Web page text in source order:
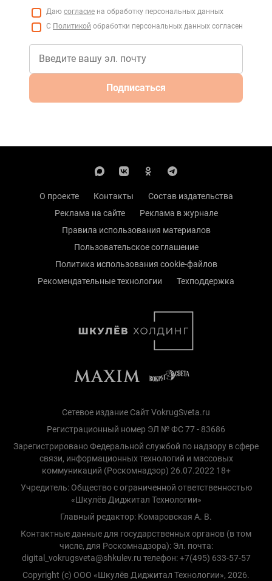
Даю согласие на обработку персональных данных
С Политикой обработки персональных данных согласен
Подписаться
О проекте Контакты
Состав издательства
Реклама на сайте
Реклама в журнале
Правила использования материалов
Пользовательское соглашение
Политика использования cookie-файлов
Рекомендательные технологии
Техподдержка
Сетевое издание Сайт VokrugSveta.ru
Регистрационный номер ЭЛ № ФС 77 - 83686
Зарегистрировано Федеральной службой по надзору в сфере
связи, информационных технологий и массовых
коммуникаций (Роскомнадзор) 26.07.2022 18+
Учредитель: Общество с ограниченной ответственностью
«Шкулёв Диджитал Технологии»
Главный редактор: Комаровская А. В.
Контактные данные для государственных органов (в том
числе, для Роскомнадзора): Эл. почта:
digital_vokrugsveta@shkulev.ru телефон: +7(495) 633-57-57
Copyright (с) ООО «Шкулёв Диджитал Технологии», 2026.